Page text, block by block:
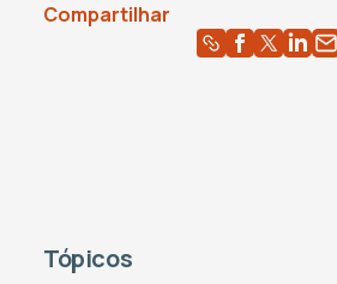
Compartilhar
Tópicos